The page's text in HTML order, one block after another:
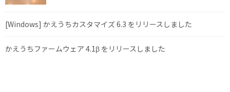
[Windows] かえうちカスタマイズ 6.3 をリリースしました
かえうちファームウェア 4.1β をリリースしました